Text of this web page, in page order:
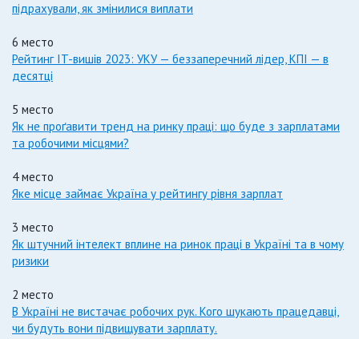
підрахували, як змінилися виплати
6 место
Рейтинг IT-вишів 2023: УКУ — беззаперечний лідер, КПІ — в
десятці
5 место
Як не проґавити тренд на ринку праці: що буде з зарплатами
та робочими місцями?
4 место
Яке місце займає Україна у рейтингу рівня зарплат
3 место
Як штучний інтелект вплине на ринок праці в Україні та в чому
ризики
2 место
В Україні не вистачає робочих рук. Кого шукають працедавці,
чи будуть вони підвищувати зарплату.